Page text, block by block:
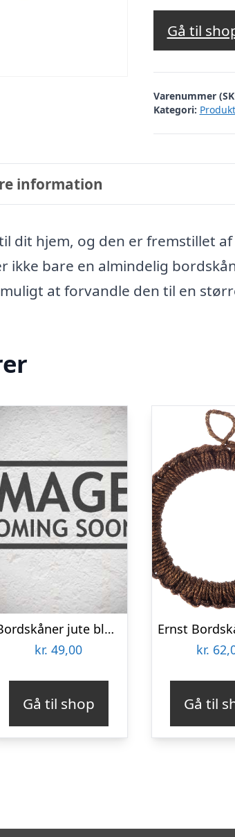
Gå til
Varenummer
Kategori:
information
dit hjem, og den er fremstillet
ikke bare en almindelig
at forvandle den til en
Bordskåner jute blomst – Ib Laursen Dia: 23 cm
kr. 49,00
Gå til shop
kr.
Gå til